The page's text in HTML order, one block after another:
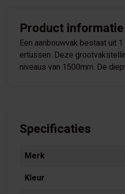
Product informatie
Een aanbouwvak bestaat uit
ertussen. Deze
niveaus van 1500mm. De
Specificaties
Merk
Kleur